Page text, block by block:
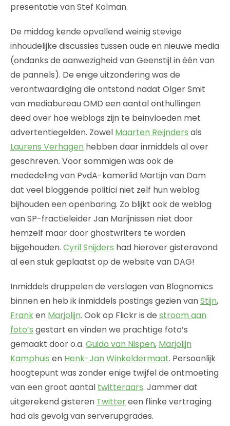
presentatie van Stef Kolman.
De middag kende opvallend weinig stevige
inhoudelijke discussies tussen oude en nieuwe media
(ondanks de aanwezigheid van Geenstijl in één van
de pannels). De enige uitzondering was de
verontwaardiging die ontstond nadat Olger Smit
van mediabureau OMD een aantal onthullingen
deed over hoe weblogs zijn te beinvloeden met
advertentiegelden. Zowel Maarten Reijnders als
Laurens Verhagen hebben daar inmiddels al over
geschreven. Voor sommigen was ook de
mededeling van PvdA-kamerlid Martijn van Dam
dat veel bloggende politici niet zelf hun weblog
bijhouden een openbaring. Zo blijkt ook de weblog
van SP-fractieleider Jan Marijnissen niet door
hemzelf maar door ghostwriters te worden
bijgehouden. Cyril Snijders had hierover gisteravond
al een stuk geplaatst op de website van DAG!
Inmiddels druppelen de verslagen van Blognomics
binnen en heb ik inmiddels postings gezien vanStijn,
Franken Marjolijn. Ook op Flickr is de stroom aan
foto’s gestart en vinden we prachtige foto’s
gemaakt door o.a. Guido van Nispen, Marjolijn
Kamphuis en Henk-Jan Winkeldermaat. Persoonlijk
hoogtepunt was zonder enige twijfel de ontmoeting
van een groot aantal twitteraars. Jammer dat
uitgerekend gisteren Twittereen flinke vertraging
had als gevolg van serverupgrades.